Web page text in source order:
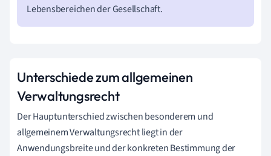
Lebensbereichen der Gesellschaft.
Unterschiede zum allgemeinen
Verwaltungsrecht
Der Hauptunterschied zwischen besonderem und
allgemeinem Verwaltungsrecht liegt in der
Anwendungsbreite und der konkreten Bestimmung der